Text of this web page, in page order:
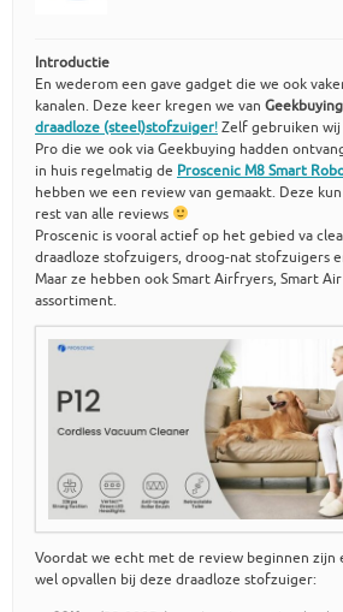
Introductie
En wederom een gave gadget die we ook
kanalen. Deze keer kregen we van Geekbuying
draadloze (steel)stofzuiger!Zelf gebruiken wij
Pro die we ook via Geekbuying hadden
in huis regelmatig de Proscenic M8 Smart
hebben we een review van gemaakt. Deze
rest van alle reviews
Proscenic is vooral actief op het gebied va
draadloze stofzuigers, droog-nat stofzuigers
Maar ze hebben ook Smart Airfryers, Smart
assortiment.
Voordat we echt met de review beginnen zijn
wel opvallen bij deze draadloze stofzuiger: